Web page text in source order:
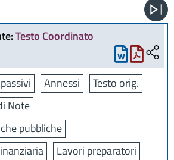
Testo Coordinato
Annessi
Testo orig.
Note
pubbliche
Lavori preparatori